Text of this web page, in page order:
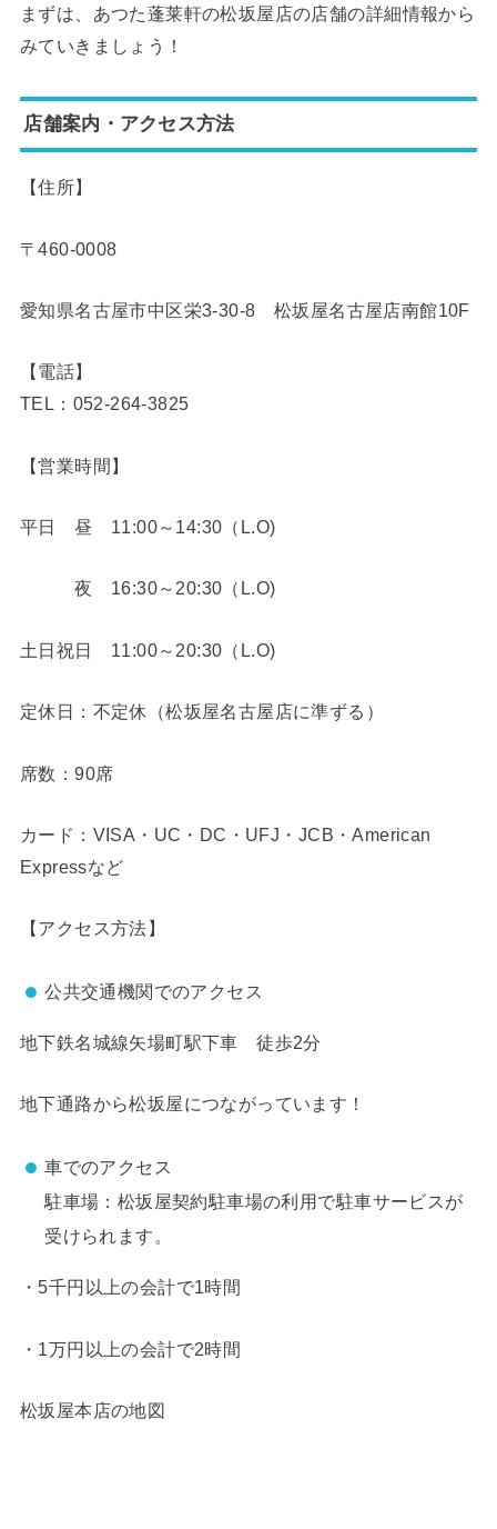
まずは、あつた蓬莱軒の松坂屋店の店舗の詳細情報から
みていきましょう！
店舗案内・アクセス方法
【住所】
〒460-0008
愛知県名古屋市中区栄3-30-8 松坂屋名古屋店南館10F
【電話】
TEL：052-264-3825
【営業時間】
平日 昼 11:00～14:30（L.O)
夜 16:30～20:30（L.O)
土日祝日 11:00～20:30（L.O)
定休日：不定休（松坂屋名古屋店に準ずる）
席数：90席
カード：VISA・UC・DC・UFJ・JCB・American
Expressなど
【アクセス方法】
公共交通機関でのアクセス
地下鉄名城線矢場町駅下車 徒歩2分
地下通路から松坂屋につながっています！
車でのアクセス
駐車場：松坂屋契約駐車場の利用で駐車サービスが
受けられます。
・5千円以上の会計で1時間
・1万円以上の会計で2時間
松坂屋本店の地図